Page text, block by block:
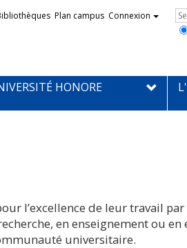
Plan campus Connexion
HONORE
l’excellence de leur travail
en enseignement ou en
universitaire.